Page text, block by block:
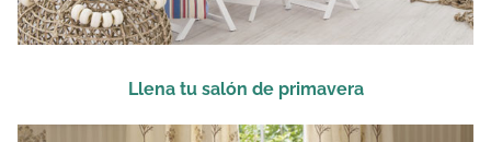
Llena tu salón de primavera